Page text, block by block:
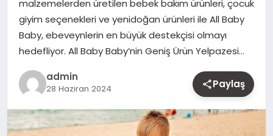
YAŞAM
OTOMOBIL
malzemelerden üretilen bebek bakım ürünleri, çocuk
giyim seçenekleri ve yenidoğan ürünleri ile All Baby
Baby, ebeveynlerin en büyük destekçisi olmayı
hedefliyor. All Baby Baby’nin Geniş Ürün Yelpazesi…
admin
28 Haziran 2024 Paylaş